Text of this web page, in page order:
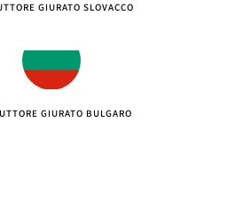
GIURATO SLOVACCO
GIURATO BULGARO